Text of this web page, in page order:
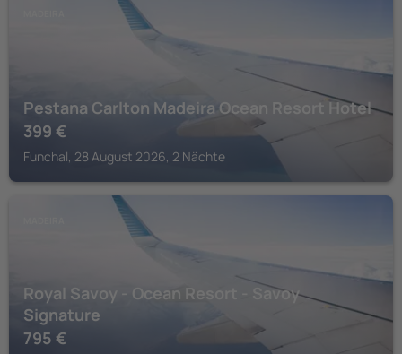
Pestana Carlton Madeira Ocean Resort Hotel
399 €
Funchal, 28 August 2026, 2 Nächte
Royal Savoy - Ocean Resort - Savoy
Signature
795 €